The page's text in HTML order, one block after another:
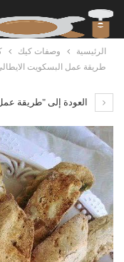
الرئيسية وصفات كيك
طريقة عمل البسكويت
العودة إلى "طريقة